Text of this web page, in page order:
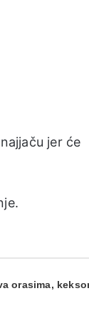
jer će
orasima,